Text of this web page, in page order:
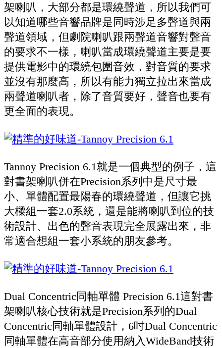
架喇叭，大部分都是環繞聲道，所以我們可
以知道哪些音響品牌是同時涉足多聲道與兩
聲道領域，但劇院喇叭跟兩聲道音響對聲音
的要求不一樣，喇叭當成環繞聲道主要是要
提供電影中的環繞包圍音效，對音質的要求
並沒有那麼高，所以有能力獨立拉出來當成
兩聲道喇叭者，除了音質要好，聲音也要有
更全面的表現。
Tannoy Precision 6.1就是一個典型的例子，這
對書架喇叭併在Precision系列中是尺寸最
小、單體配置最陽春的環繞聲道，但讓它挑
大樑組一套2.0系統，還是能將喇叭到位的技
術設計、出色的聲音表現完全展露出來，非
常適合想組一套小系統的朋友參考。
Dual Concentric同軸單體 Precision 6.1這對書
架喇叭核心技術就是Precision系列的Dual
Concentric同軸單體設計，6吋Dual Concentric
同軸單體在高音部分使用納入WideBand技術